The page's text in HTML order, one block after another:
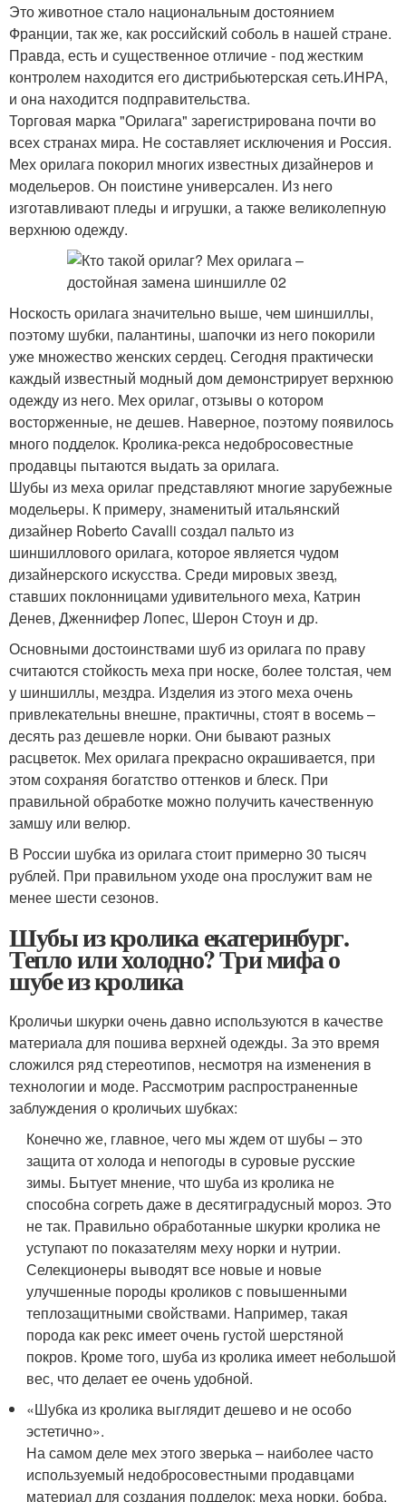
Это животное стало национальным достоянием
Франции, так же, как российский соболь в нашей стране.
Правда, есть и существенное отличие - под жестким
контролем находится его дистрибьютерская сеть.ИНРА,
и она находится подправительства.
Торговая марка "Орилага" зарегистрирована почти во
всех странах мира. Не составляет исключения и Россия.
Мех орилага покорил многих известных дизайнеров и
модельеров. Он поистине универсален. Из него
изготавливают пледы и игрушки, а также великолепную
верхнюю одежду.
Носкость орилага значительно выше, чем шиншиллы,
поэтому шубки, палантины, шапочки из него покорили
уже множество женских сердец. Сегодня практически
каждый известный модный дом демонстрирует верхнюю
одежду из него. Мех орилаг, отзывы о котором
восторженные, не дешев. Наверное, поэтому появилось
много подделок. Кролика-рекса недобросовестные
продавцы пытаются выдать за орилага.
Шубы из меха орилаг представляют многие зарубежные
модельеры. К примеру, знаменитый итальянский
дизайнер Roberto Cavalli создал пальто из
шиншиллового орилага, которое является чудом
дизайнерского искусства. Среди мировых звезд,
ставших поклонницами удивительного меха, Катрин
Денев, Дженнифер Лопес, Шерон Стоун и др.
Основными достоинствами шуб из орилага по праву
считаются стойкость меха при носке, более толстая, чем
у шиншиллы, мездра. Изделия из этого меха очень
привлекательны внешне, практичны, стоят в восемь –
десять раз дешевле норки. Они бывают разных
расцветок. Мех орилага прекрасно окрашивается, при
этом сохраняя богатство оттенков и блеск. При
правильной обработке можно получить качественную
замшу или велюр.
В России шубка из орилага стоит примерно 30 тысяч
рублей. При правильном уходе она прослужит вам не
менее шести сезонов.
Шубы из кролика екатеринбург.
Тепло или холодно? Три мифа о
шубе из кролика
Кроличьи шкурки очень давно используются в качестве
материала для пошива верхней одежды. За это время
сложился ряд стереотипов, несмотря на изменения в
технологии и моде. Рассмотрим распространенные
заблуждения о кроличьих шубках:
Конечно же, главное, чего мы ждем от шубы – это
защита от холода и непогоды в суровые русские
зимы. Бытует мнение, что шуба из кролика не
способна согреть даже в десятиградусный мороз. Это
не так. Правильно обработанные шкурки кролика не
уступают по показателям меху норки и нутрии.
Селекционеры выводят все новые и новые
улучшенные породы кроликов с повышенными
теплозащитными свойствами. Например, такая
порода как рекс имеет очень густой шерстяной
покров. Кроме того, шуба из кролика имеет небольшой
вес, что делает ее очень удобной.
«Шубка из кролика выглядит дешево и не особо
эстетично».
На самом деле мех этого зверька – наиболее часто
используемый недобросовестными продавцами
материал для создания подделок: меха норки, бобра,